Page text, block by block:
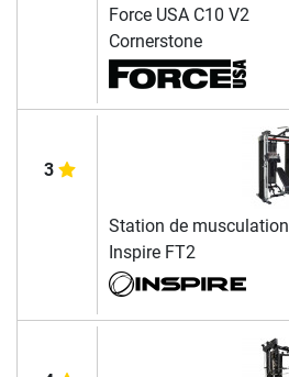
Force USA C10 V2
Cornerstone
3
Station de musculation
Inspire FT2